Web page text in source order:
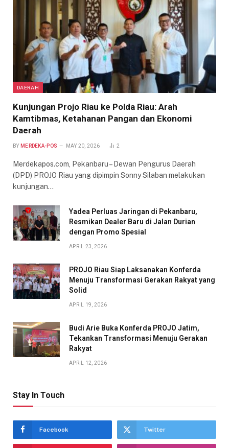
DAERAH
Kunjungan Projo Riau ke Polda Riau: Arah
Kamtibmas, Ketahanan Pangan dan Ekonomi
Daerah
BY MERDEKA-POS MAY 20, 2026 2
Merdekapos.com, Pekanbaru – Dewan Pengurus Daerah
(DPD) PROJO Riau yang dipimpin Sonny Silaban melakukan
kunjungan…
Yadea Perluas Jaringan di Pekanbaru,
Resmikan Dealer Baru di Jalan Durian
dengan Promo Spesial
APRIL 23, 2026
PROJO Riau Siap Laksanakan Konferda
Menuju Transformasi Gerakan Rakyat yang
Solid
APRIL 19, 2026
Budi Arie Buka Konferda PROJO Jatim,
Tekankan Transformasi Menuju Gerakan
Rakyat
APRIL 12, 2026
Stay In Touch
Facebook Twitter